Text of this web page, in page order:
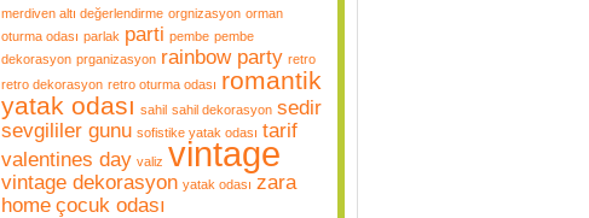
merdiven altı değerlendirme orgnizasyon orman
oturma odası parlak parti pembe pembe
dekorasyon prganizasyon rainbow party retro
retro dekorasyon retro oturma odası romantik
yatak odası sahil sahil dekorasyon sedir
sevgililer gunu sofistike yatak odası tarif
valentines day valiz vintage
vintage dekorasyon yatak odası zara
home çocuk odası